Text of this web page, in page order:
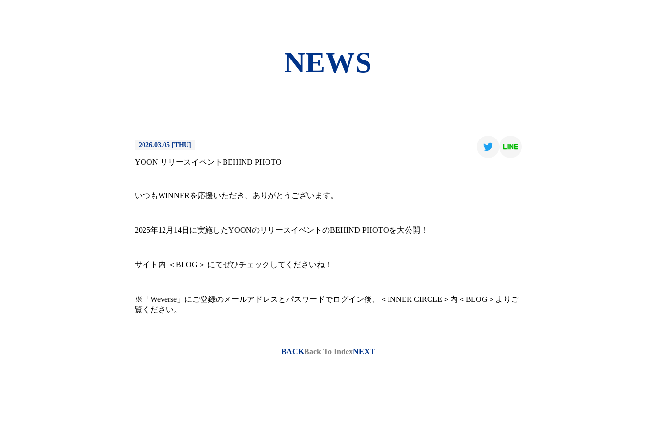
NEWS
2026.03.05 [THU]
YOON リリースイベントBEHIND PHOTO
いつもWINNERを応援いただき、ありがとうございます。
2025年12月14日に実施したYOONのリリースイベントのBEHIND PHOTOを大公開！
サイト内 ＜BLOG＞ にてぜひチェックしてくださいね！
※「Weverse」にご登録のメールアドレスとパスワードでログイン後、＜INNER CIRCLE＞内＜BLOG＞よりご
覧ください。
BACKBack To IndexNEXT